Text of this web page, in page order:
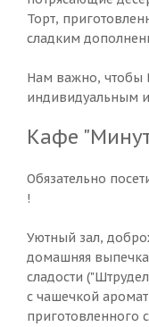
Торт,
сладким
Нам важно, чтобы
индивидуальным
Кафе
Обязательно
!
Уютный зал,
домашняя
сладости
с чашечкой
приготовленного